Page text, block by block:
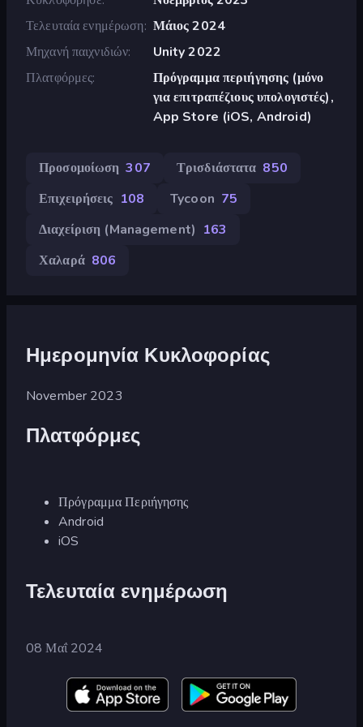
Τελευταία ενημέρωση Μάιος 2024
Μηχανή παιχνιδιών
Unity 2022
Πλατφόρμες
Πρόγραμμα περιήγησης (μόνο
για επιτραπέζιους υπολογιστές),
App Store (iOS, Android)
Προσομοίωση 307 Τρισδιάστατα 850
Επιχειρήσεις 108 Tycoon 75
Διαχείριση (Management) 163
Χαλαρά 806
Ημερομηνία Κυκλοφορίας
November 2023
Πλατφόρμες
Πρόγραμμα Περιήγησης
Android
iOS
Τελευταία ενημέρωση
08 Μαΐ 2024